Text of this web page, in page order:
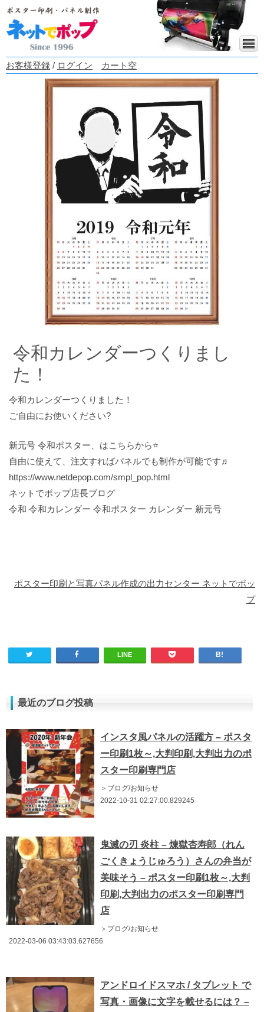
お客様登録 / ログイン カート空
令和カレンダーつくりまし
た！
令和カレンダーつくりました！
ご自由にお使いください?
新元号 令和ポスター、はこちらから⭐️
自由に使えて、注文すればパネルでも制作が可能です♬
https://www.netdepop.com/smpl_pop.html
ネットでポップ店長ブログ
令和 令和カレンダー 令和ポスター カレンダー 新元号
ポスター印刷と写真パネル作成の出力センター ネットでポッ
プ
LINE
最近のブログ投稿
インスタ風パネルの活躍方 – ポスタ
ー印刷1枚～,大判印刷,大判出力のポ
スター印刷専門店
＞ブログ/お知らせ
2022-10-31 02:27:00.829245
鬼滅の刃 炎柱 – 煉獄杏寿郎（れん
ごくきょうじゅろう）さんの弁当が
美味そう – ポスター印刷1枚～,大判
印刷,大判出力のポスター印刷専門
店
＞ブログ/お知らせ
2022-03-06 03:43:03.627656
アンドロイドスマホ / タブレット で
写真・画像に文字を載せるには？ –